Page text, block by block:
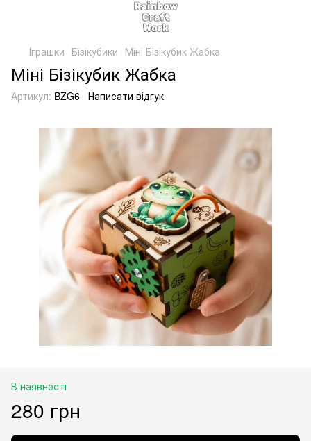
Іграшки Бізікубики Міні Бізікубик Жабка
Міні Бізікубик Жабка
Артикул: BZG6 Написати відгук
В наявності
280 грн